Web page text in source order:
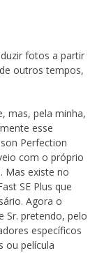
fotos a partir
outros tempos,
mas, pela minha,
esse
Perfection
com o próprio
Mas existe no
SE Plus que
Agora o
Sr. pretendo, pelo
específicos
ou película